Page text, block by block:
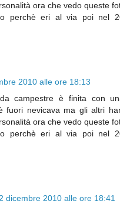
ora che vedo queste
perchè eri al via poi nel
2010 alle ore 18:13
campestre è finita con
fuori nevicava ma gli altri
ora che vedo queste
perchè eri al via poi nel
dicembre 2010 alle ore 18:41